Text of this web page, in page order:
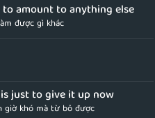
amount to anything else
được gì khác
just to give it up now
giờ khó mà từ bỏ được